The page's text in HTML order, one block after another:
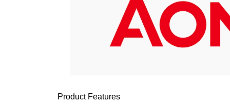
Product Features